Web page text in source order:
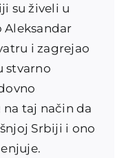
su živeli u
Aleksandar
i zagrejao
stvarno
na taj način da
Srbiji i ono